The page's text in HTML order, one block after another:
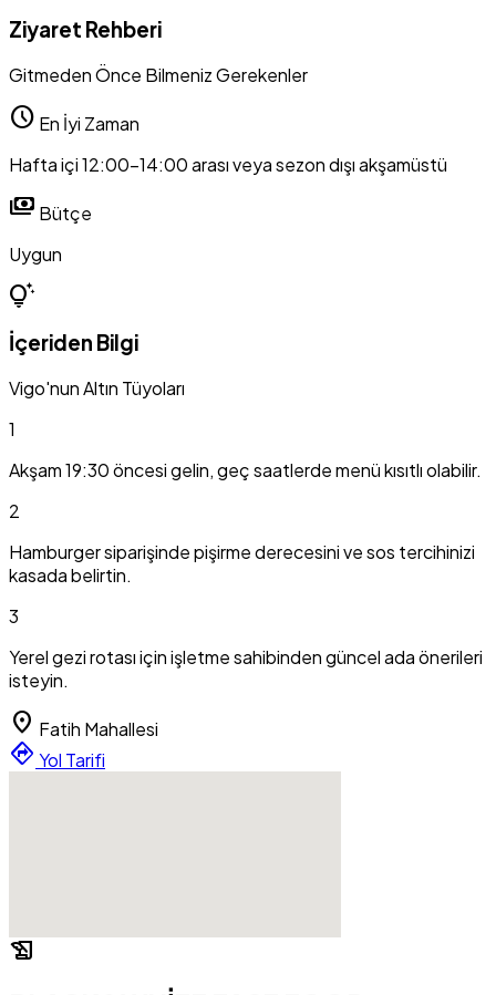
Ziyaret Rehberi
Gitmeden Önce Bilmeniz Gerekenler
schedule En İyi Zaman
Hafta içi 12:00-14:00 arası veya sezon dışı akşamüstü
payments Bütçe
Uygun
tips_and_updates
İçeriden Bilgi
Vigo'nun Altın Tüyoları
1
Akşam 19:30 öncesi gelin, geç saatlerde menü kısıtlı olabilir.
2
Hamburger siparişinde pişirme derecesini ve sos tercihinizi
kasada belirtin.
3
Yerel gezi rotası için işletme sahibinden güncel ada önerileri
isteyin.
location_on Fatih Mahallesi
directions Yol Tarifi
history_edu